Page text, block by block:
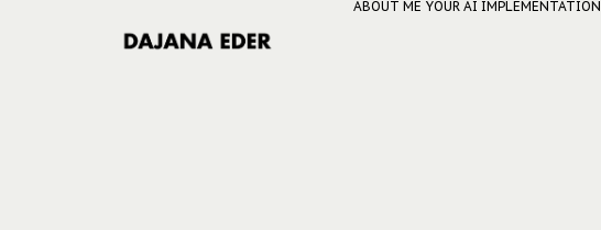
ABOUT ME YOUR AI IMPLEMENTATION